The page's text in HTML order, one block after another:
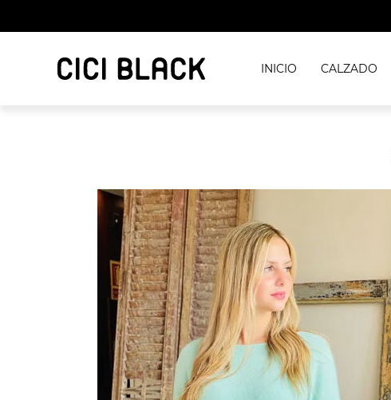
INICIO CALZADO